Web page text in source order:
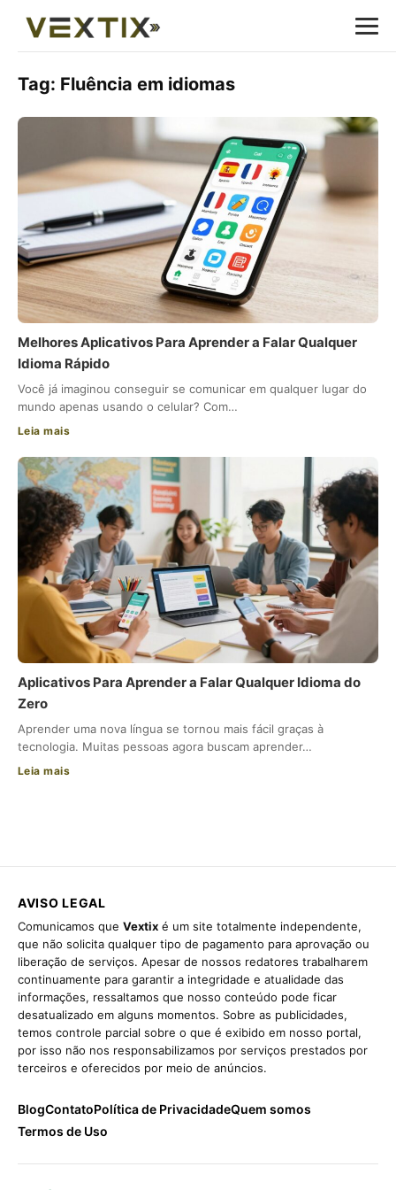
Tag: Fluência em idiomas
Melhores Aplicativos Para Aprender a Falar Qualquer
Idioma Rápido
Você já imaginou conseguir se comunicar em qualquer lugar do
mundo apenas usando o celular? Com…
Leia mais
Aplicativos Para Aprender a Falar Qualquer Idioma do
Zero
Aprender uma nova língua se tornou mais fácil graças à
tecnologia. Muitas pessoas agora buscam aprender…
Leia mais
AVISO LEGAL
Comunicamos que Vextix é um site totalmente independente,
que não solicita qualquer tipo de pagamento para aprovação ou
liberação de serviços. Apesar de nossos redatores trabalharem
continuamente para garantir a integridade e atualidade das
informações, ressaltamos que nosso conteúdo pode ficar
desatualizado em alguns momentos. Sobre as publicidades,
temos controle parcial sobre o que é exibido em nosso portal,
por isso não nos responsabilizamos por serviços prestados por
terceiros e oferecidos por meio de anúncios.
BlogContatoPolítica de PrivacidadeQuem somos
Termos de Uso